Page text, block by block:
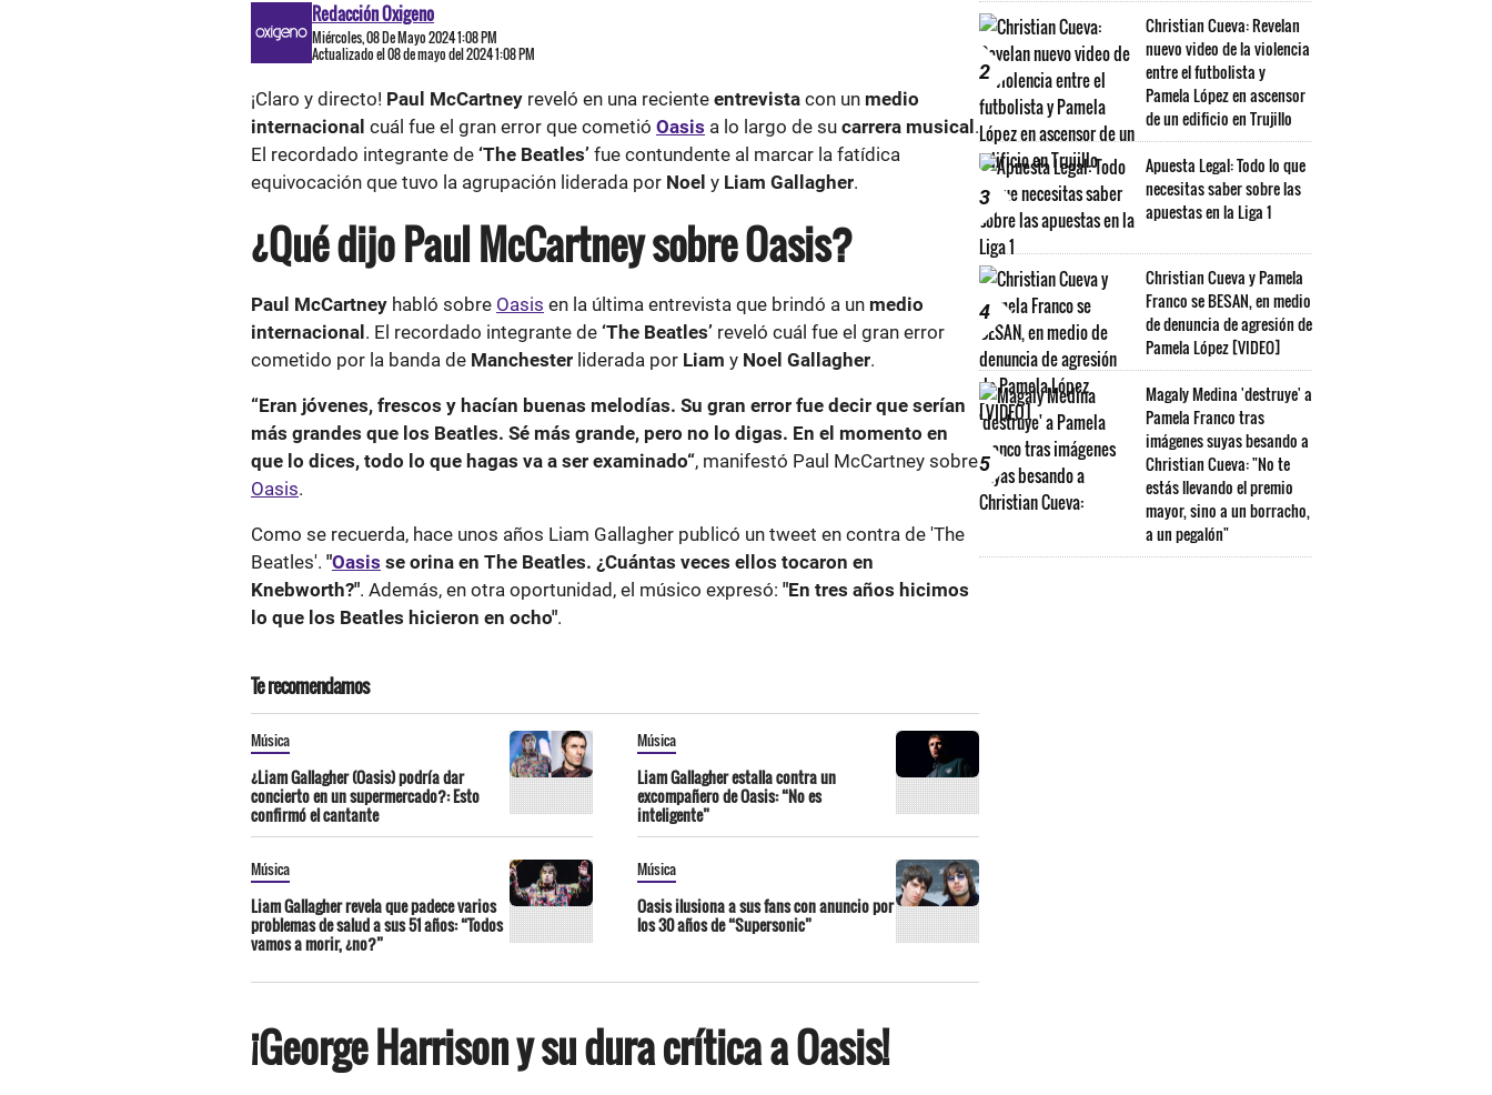
Redacción Oxigeno
Miércoles, 08 De Mayo 2024 1:08 PM
Actualizado el 08 de mayo del 2024 1:08 PM
¡Claro y directo! Paul McCartney reveló en una reciente entrevista con un medio
internacional cuál fue el gran error que cometió Oasis a lo largo de su carrera musical .
El recordado integrante de ‘The Beatles’ fue contundente al marcar la fatídica
equivocación que tuvo la agrupación liderada por Noel y Liam Gallagher.
¿Qué dijo Paul McCartney sobre Oasis?
Paul McCartney habló sobre Oasis en la última entrevista que brindó a un medio
internacional . El recordado integrante de ‘The Beatles’ reveló cuál fue el gran error
cometido por la banda de Manchester liderada por Liam y Noel Gallagher.
“Eran jóvenes, frescos y hacían buenas melodías. Su gran error fue decir que serían
más grandes que los Beatles. Sé más grande, pero no lo digas. En el momento en
que lo dices, todo lo que hagas va a ser examinado“, manifestó Paul McCartney sobre
Oasis.
Como se recuerda, hace unos años Liam Gallagher publicó un tweet en contra de 'The
Beatles'. "Oasis se orina en The Beatles. ¿Cuántas veces ellos tocaron en
Knebworth?". Además, en otra oportunidad, el músico expresó: "En tres años hicimos
lo que los Beatles hicieron en ocho".
Te recomendamos
Música
¿Liam Gallagher (Oasis) podría dar
concierto en un supermercado?: Esto
confirmó el cantante
Música
Liam Gallagher estalla contra un
excompañero de Oasis: “No es
inteligente”
Música
Liam Gallagher revela que padece varios
problemas de salud a sus 51 años: “Todos
vamos a morir, ¿no?”
Música
Oasis ilusiona a sus fans con anuncio por
los 30 años de “Supersonic”
¡George Harrison y su dura crítica a Oasis!
2
Christian Cueva: Revelan
nuevo video de la violencia
entre el futbolista y
Pamela López en ascensor
de un edificio en Trujillo
3
Apuesta Legal: Todo lo que
necesitas saber sobre las
apuestas en la Liga 1
4
Christian Cueva y Pamela
Franco se BESAN, en medio
de denuncia de agresión de
Pamela López [VIDEO]
5
Magaly Medina 'destruye' a
Pamela Franco tras
imágenes suyas besando a
Christian Cueva: "No te
estás llevando el premio
mayor, sino a un borracho,
a un pegalón"